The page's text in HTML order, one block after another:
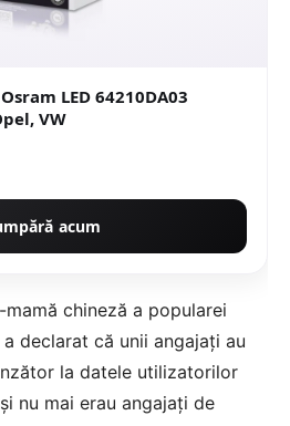
LED 64210DA03
VW
acum
chineză a popularei
declarat că unii angajați au
la datele utilizatorilor
nu mai erau angajați de